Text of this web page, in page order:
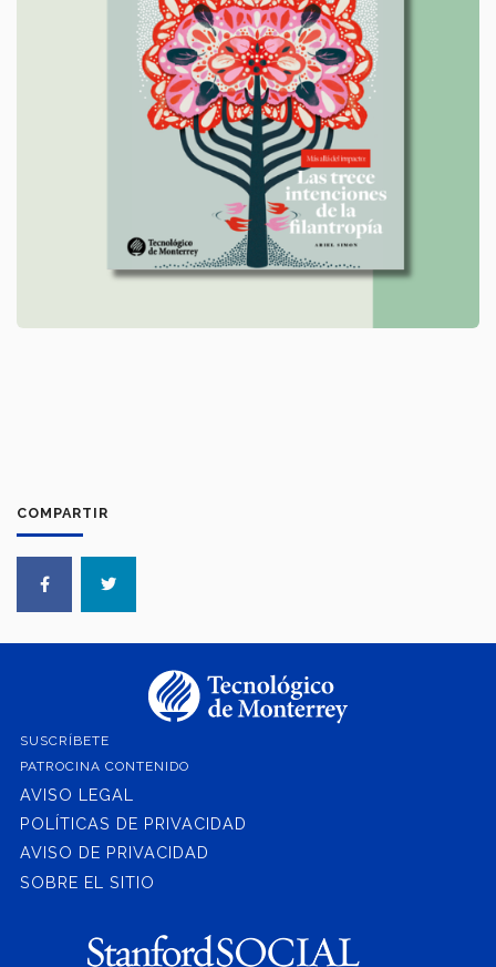
COMPARTIR
SUSCRÍBETE
PATROCINA CONTENIDO
AVISO LEGAL
POLÍTICAS DE PRIVACIDAD
AVISO DE PRIVACIDAD
SOBRE EL SITIO